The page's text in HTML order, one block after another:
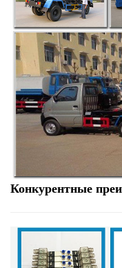
Конкурентные